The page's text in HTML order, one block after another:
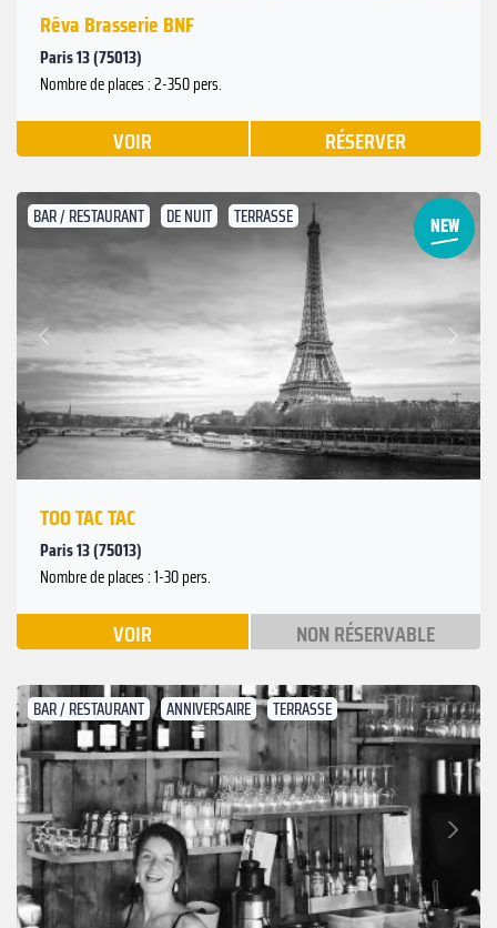
Rêva Brasserie BNF
Paris 13 (75013)
Nombre de places : 2-350 pers.
VOIR RÉSERVER
BAR / RESTAURANT DE NUIT TERRASSE
Précédent
Suivant
TOO TAC TAC
Paris 13 (75013)
Nombre de places : 1-30 pers.
VOIR NON RÉSERVABLE
BAR / RESTAURANT ANNIVERSAIRE TERRASSE
Précédent
Suivant